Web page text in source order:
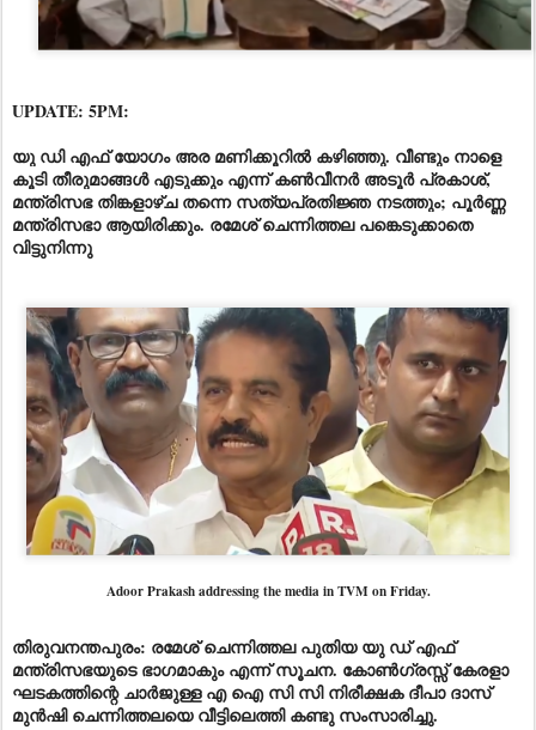
UPDATE: 5PM:
യു ഡി എഫ് യോഗം അര മണിക്കൂറിൽ കഴിഞ്ഞു. വീണ്ടും നാളെ
കൂടി തീരുമാങ്ങൾ എടുക്കും എന്ന് കൺവീനർ അടൂർ പ്രകാശ്,
മന്ത്രിസഭ തിങ്കളാഴ്ച തന്നെ സത്യപ്രതിജ്ഞ നടത്തും; പൂർണ്ണ
മന്ത്രിസഭാ ആയിരിക്കും. രമേശ് ചെന്നിത്തല പങ്കെടുക്കാതെ
വിട്ടുനിന്നു
Adoor Prakash addressing the media in TVM on Friday.
തിരുവനന്തപുരം: രമേശ് ചെന്നിത്തല പുതിയ യു ഡ് എഫ്
മന്ത്രിസഭയുടെ ഭാഗമാകും എന്ന് സൂചന. കോൺഗ്രസ്സ് കേരളാ
ഘടകത്തിന്റെ ചാർജുള്ള എ ഐ സി സി നിരീക്ഷക ദീപാ ദാസ്
മുൻഷി ചെന്നിത്തലയെ വീട്ടിലെത്തി കണ്ടു സംസാരിച്ചു.